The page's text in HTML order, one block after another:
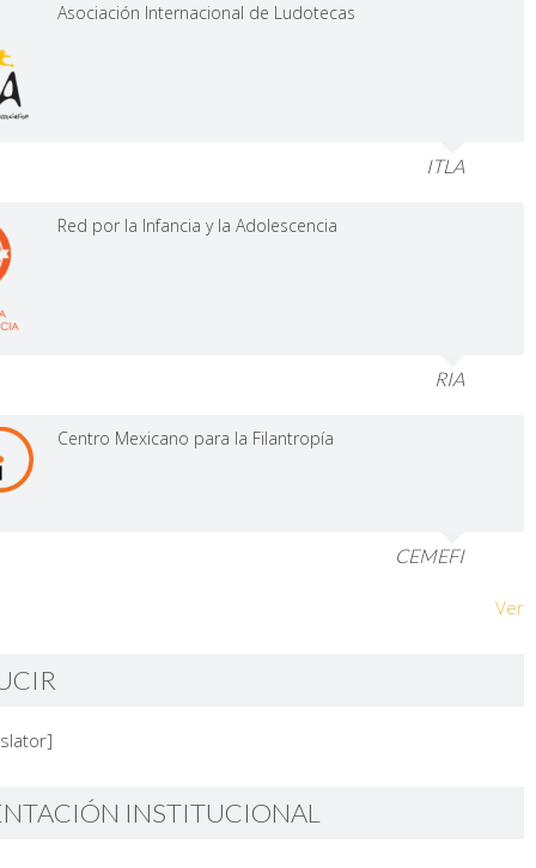
Asociación Internacional de Ludotecas
ITLA
Red por la Infancia y la Adolescencia
RIA
Centro Mexicano para la Filantropía
CEMEFI
Ver
INSTITUCIONAL